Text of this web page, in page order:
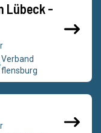
Lübeck -
Verband
flensburg